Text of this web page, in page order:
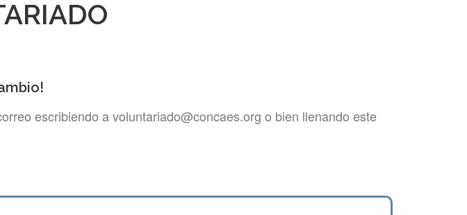
escribiendo a voluntariado@concaes.org o bien llenando este